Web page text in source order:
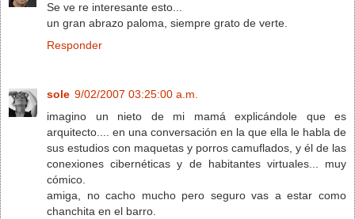
Se ve re interesante esto...
un gran abrazo paloma, siempre grato de verte.
Responder
sole 9/02/2007 03:25:00 a.m.
imagino un nieto de mi mamá explicándole que es
arquitecto.... en una conversación en la que ella le habla de
sus estudios con maquetas y porros camuflados, y él de las
conexiones cibernéticas y de habitantes virtuales... muy
cómico.
amiga, no cacho mucho pero seguro vas a estar como
chanchita en el barro.